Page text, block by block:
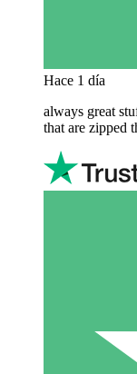
Hace 1 día
always great
that are zipped